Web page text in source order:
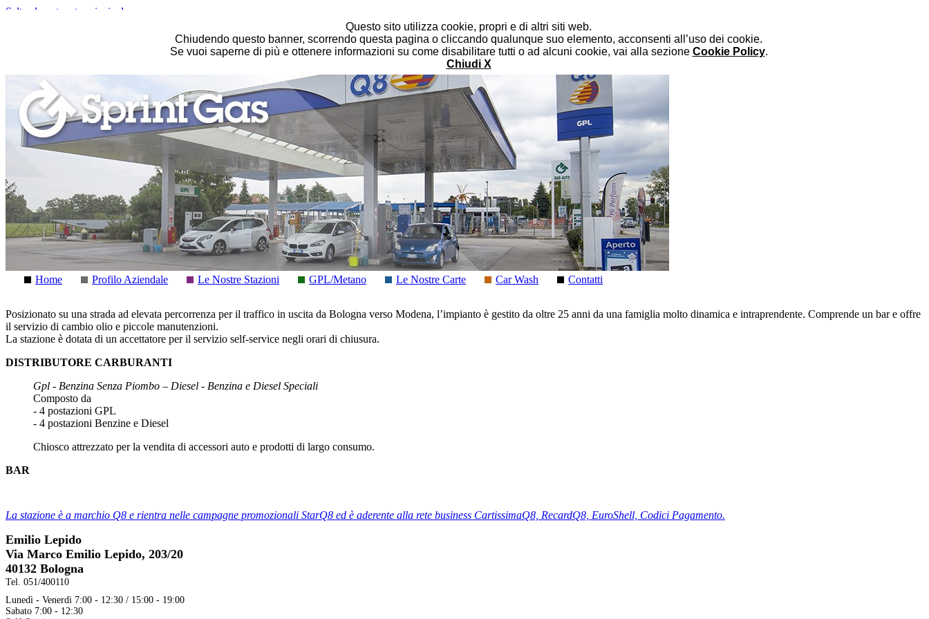
Salta al contenuto principale
Questo sito utilizza cookie, propri e di altri siti web.
Chiudendo questo banner, scorrendo questa pagina o cliccando qualunque suo elemento, acconsenti all’uso dei cookie.
Se vuoi saperne di più e ottenere informazioni su come disabilitare tutti o ad alcuni cookie, vai alla sezione Cookie Policy.
Chiudi X
Home Profilo Aziendale Le Nostre Stazioni GPL/Metano Le Nostre Carte Car Wash Contatti
Posizionato su una strada ad elevata percorrenza per il traffico in uscita da Bologna verso Modena, l’impianto è gestito da oltre 25 anni da una famiglia molto dinamica e intraprendente. Comprende un bar e offre
il servizio di cambio olio e piccole manutenzioni.
La stazione è dotata di un accettatore per il servizio self-service negli orari di chiusura.
DISTRIBUTORE CARBURANTI
Gpl - Benzina Senza Piombo – Diesel - Benzina e Diesel Speciali
Composto da
- 4 postazioni GPL
- 4 postazioni Benzine e Diesel
Chiosco attrezzato per la vendita di accessori auto e prodotti di largo consumo.
BAR
La stazione è a marchio Q8 e rientra nelle campagne promozionali StarQ8 ed è aderente alla rete business CartissimaQ8, RecardQ8, EuroShell, Codici Pagamento.
Emilio Lepido
Via Marco Emilio Lepido, 203/20
40132 Bologna
Tel. 051/400110
Lunedì - Venerdì 7:00 - 12:30 / 15:00 - 19:00
Sabato 7:00 - 12:30